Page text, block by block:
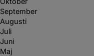
September
Augusti
Juli
Juni
Maj